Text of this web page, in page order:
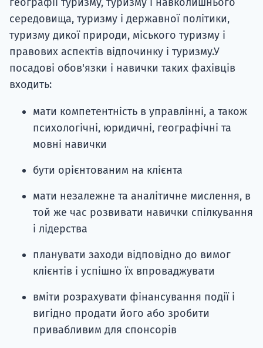
середовища, туризму і державної політики,
туризму дикої природи, міського туризму і
правових аспектів відпочинку і туризму.У
посадові обов'язки і навички таких фахівців
входить:
мати компетентність в управлінні, а також
психологічні, юридичні, географічні та
мовні навички
бути орієнтованим на клієнта
мати незалежне та аналітичне мислення, в
той же час розвивати навички спілкування
і лідерства
планувати заходи відповідно до вимог
клієнтів і успішно їх впроваджувати
вміти розрахувати фінансування події і
вигідно продати його або зробити
привабливим для спонсорів